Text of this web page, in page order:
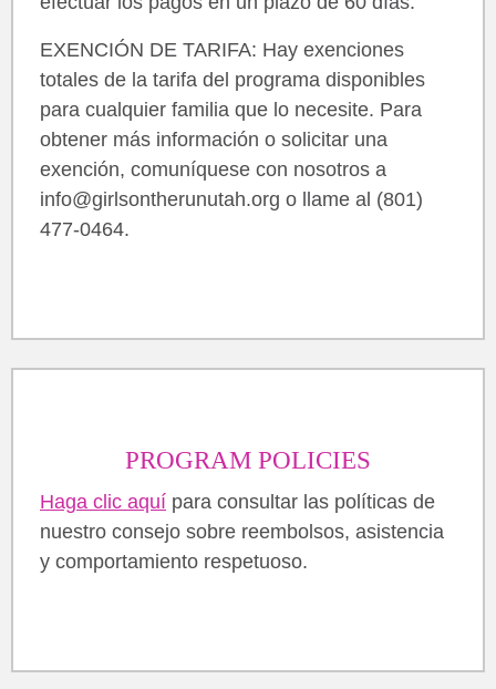
EXENCIÓN DE TARIFA: Hay exenciones
totales de la tarifa del programa disponibles
para cualquier familia que lo necesite. Para
obtener más información o solicitar una
exención, comuníquese con nosotros a
info@girlsontherunutah.org o llame al (801)
477-0464.
PROGRAM POLICIES
Haga clic aquí para consultar las políticas de
nuestro consejo sobre reembolsos, asistencia
y comportamiento respetuoso.